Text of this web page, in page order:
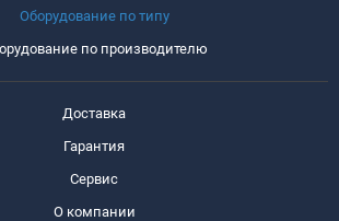
Оборудование по типу
по производителю
Доставка
Гарантия
Сервис
О компании